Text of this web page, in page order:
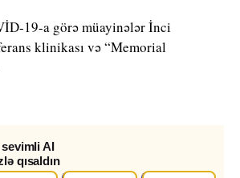
19-a görə müayinələr İnci
klinikası və “Memorial
sevimli AI
qısaldın